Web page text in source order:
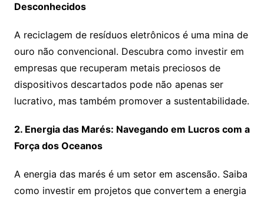
Desconhecidos
A reciclagem de resíduos eletrônicos é uma mina de
ouro não convencional. Descubra como investir em
empresas que recuperam metais preciosos de
dispositivos descartados pode não apenas ser
lucrativo, mas também promover a sustentabilidade.
2. Energia das Marés: Navegando em Lucros com a
Força dos Oceanos
A energia das marés é um setor em ascensão. Saiba
como investir em projetos que convertem a energia